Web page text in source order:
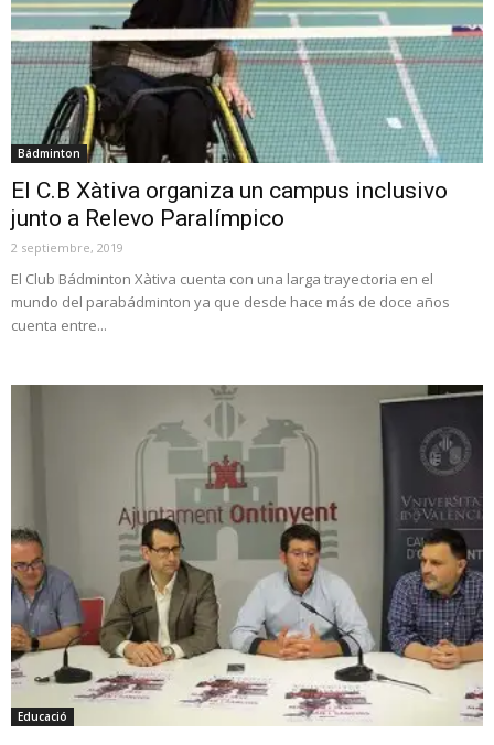
Bádminton
El C.B Xàtiva organiza un campus inclusivo
junto a Relevo Paralímpico
2 septiembre, 2019
El Club Bádminton Xàtiva cuenta con una larga trayectoria en el
mundo del parabádminton ya que desde hace más de doce años
cuenta entre...
Educació